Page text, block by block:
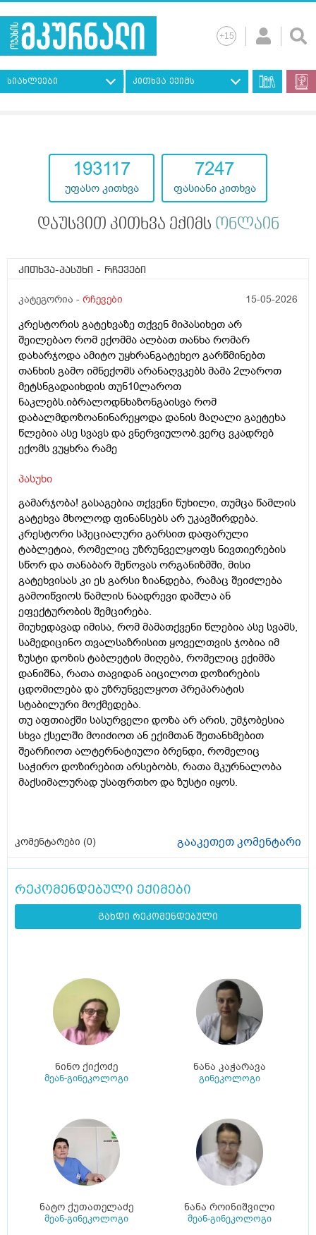
სიახლეები კითხვა ექიმს
193117
უფასო კითხვა
7247
ფასიანი კითხვა
დაუსვით კითხვა ექიმს ონლაინ
კითხვა-პასუხი - რჩევები
კატეგორია - რჩევები 15-05-2026
კრესტორის გატეხვაზე თქვენ მიპასიხეთ არ
შეილებაო რომ ექომმა ალბათ თანხა რომარ
დახარჯოდა ამიტო უყხრანგატეხეო გარწმინებთ
თანხის გამო იმნექომს არანაღვკებს მამა 2ლაროთ
მეტსნგადაიხდის თუნ10ლაროთ
ნაკლებს.იბრალოდნხაზონგაისვა რომ
დაბალმდოზოანინარეყოდა დანის მაღალი გაეტეხა
წლებია ასე სვავს და ვნერვიულობ.ვერც ვკადრებ
ექომს ვუყხრა რამე
პასუხი
გამარჯობა! გასაგებია თქვენი წუხილი, თუმცა წამლის
გატეხვა მხოლოდ ფინანსებს არ უკავშირდება.
კრესტორი სპეციალური გარსით დაფარული
ტაბლეტია, რომელიც უზრუნველყოფს ნივთიერების
სწორ და თანაბარ შეწოვას ორგანიზმში, მისი
გატეხვისას კი ეს გარსი ზიანდება, რამაც შეიძლება
გამოიწვიოს წამლის ნაადრევი დაშლა ან
ეფექტურობის შემცირება.
მიუხედავად იმისა, რომ მამათქვენი წლებია ასე სვამს,
სამედიცინო თვალსაზრისით ყოველთვის ჯობია იმ
ზუსტი დოზის ტაბლეტის მიღება, რომელიც ექიმმა
დანიშნა, რათა თავიდან აიცილოთ დოზირების
ცდომილება და უზრუნველყოთ პრეპარატის
სტაბილური მოქმედება.
თუ აფთიაქში სასურველი დოზა არ არის, უმჯობესია
სხვა ქსელში მოიძიოთ ან ექიმთან შეთანხმებით
შეარჩიოთ ალტერნატიული ბრენდი, რომელიც
საჭირო დოზირებით არსებობს, რათა მკურნალობა
მაქსიმალურად უსაფრთხო და ზუსტი იყოს.
კომენტარები (0) გააკეთეთ კომენტარი
რეკომენდებული ექიმები
გახდი რეკომენდებული
ნინო ქიქოძე
მეან-გინეკოლოგი
ნანა კაჭარავა
გინეკოლოგი
ნატო ქუთათელაძე
მეან-გინეკოლოგი
ნანა როინიშვილი
მეან-გინეკოლოგი